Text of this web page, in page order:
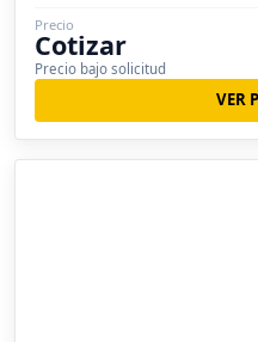
Precio
Cotizar
Precio bajo solicitud
VER